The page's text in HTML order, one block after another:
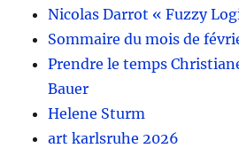
Nicolas Darrot « Fuzzy
Sommaire du mois de
Prendre le temps
Bauer
Helene Sturm
art karlsruhe 2026